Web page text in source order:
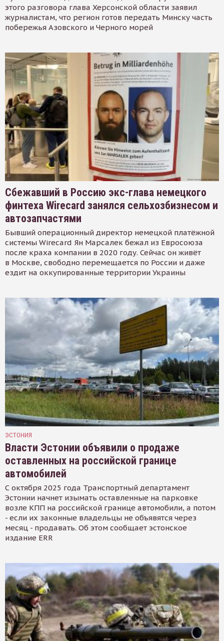
этого разговора глава Херсонской области заявил
журналистам, что регион готов передать Минску часть
побережья Азовского и Черного морей
Сбежавший в Россию экс-глава немецкого
финтеха Wirecard занялся сельхозбизнесом и
автозапчастями
Бывший операционный директор немецкой платёжной
системы Wirecard Ян Марсалек бежал из Евросоюза
после краха компании в 2020 году. Сейчас он живёт
в Москве, свободно перемещается по России и даже
ездит на оккупированные территории Украины
ЭСТОНИЯ
Власти Эстонии объявили о продаже
оставленных на российской границе
автомобилей
С октября 2025 года Транспортный департамент
Эстонии начнет изымать оставленные на парковке
возле КПП на российской границе автомобили, а потом
- если их законные владельцы не объявятся через
месяц - продавать. Об этом сообщает эстонское
издание ERR